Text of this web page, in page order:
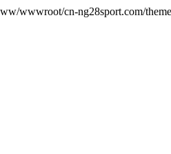
wwwroot/cn-ng28sport.com/